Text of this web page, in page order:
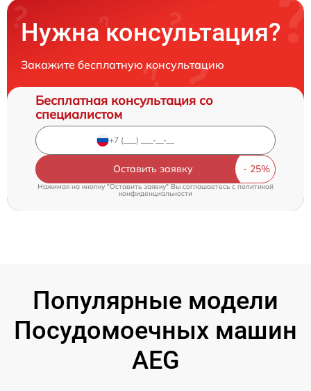
Нужна консультация?
Закажите бесплатную консультацию
Бесплатная консультация со
специалистом
Оставить заявку
Нажимая на кнопку "Оставить заявку" Вы соглашаетесь cполитикой
конфиденциальности
Популярные модели
Посудомоечных машин
AEG